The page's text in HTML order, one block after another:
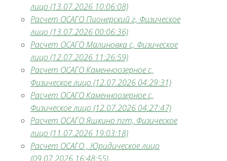
лицо (13.07.2026 10:06:08)
Расчет ОСАГО Пионерский г, Физическое
лицо (13.07.2026 00:06:36)
Расчет ОСАГО Малиновка с, Физическое
лицо (12.07.2026 11:26:59)
Расчет ОСАГО Каменноозерное с,
Физическое лицо (12.07.2026 04:29:31)
Расчет ОСАГО Каменноозерное с,
Физическое лицо (12.07.2026 04:27:47)
Расчет ОСАГО Яшкино пгт, Физическое
лицо (11.07.2026 19:03:18)
Расчет ОСАГО , Юридическое лицо
(09.07.2026 16:48:55)